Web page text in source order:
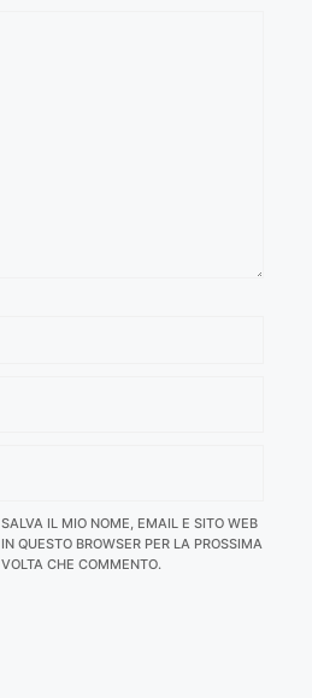
SALVA IL MIO NOME, EMAIL E SITO WEB
IN QUESTO BROWSER PER LA PROSSIMA
VOLTA CHE COMMENTO.